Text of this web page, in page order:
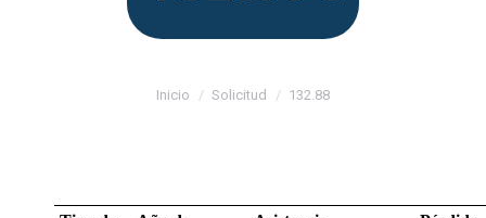
Inicio Solicitud 132.88